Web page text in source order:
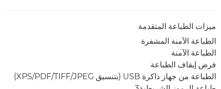
ميزات الطباعة المتقدمة
الطباعة الآمنة المشفرة
الطباعة الآمنة
فرض إيقاف الطباعة
الطباعة من جهاز ذاكرة USB ‏(بتنسيق JPEG‏/TIFF‏/PDF‏/XPS)